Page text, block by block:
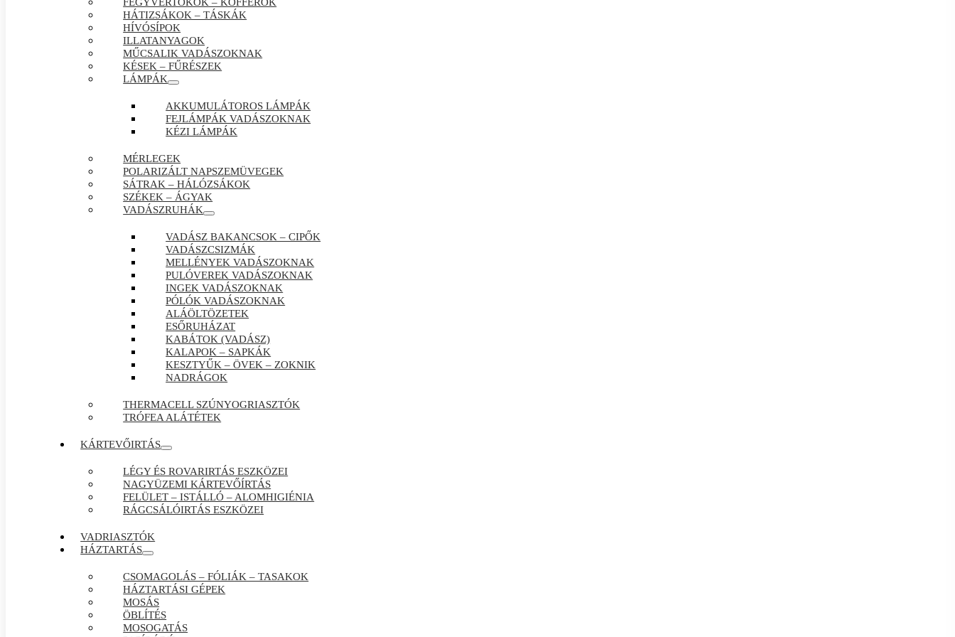
HÁTIZSÁKOK – TÁSKÁK
HÍVÓSÍPOK
ILLATANYAGOK
MŰCSALIK VADÁSZOKNAK
KÉSEK – FŰRÉSZEK
LÁMPÁK
AKKUMULÁTOROS LÁMPÁK
FEJLÁMPÁK VADÁSZOKNAK
KÉZI LÁMPÁK
MÉRLEGEK
POLARIZÁLT NAPSZEMÜVEGEK
SÁTRAK – HÁLÓZSÁKOK
SZÉKEK – ÁGYAK
VADÁSZRUHÁK
VADÁSZ BAKANCSOK – CIPŐK
VADÁSZCSIZMÁK
MELLÉNYEK VADÁSZOKNAK
PULÓVEREK VADÁSZOKNAK
INGEK VADÁSZOKNAK
PÓLÓK VADÁSZOKNAK
ALÁÖLTÖZETEK
ESŐRUHÁZAT
KABÁTOK (VADÁSZ)
KALAPOK – SAPKÁK
KESZTYŰK – ÖVEK – ZOKNIK
NADRÁGOK
THERMACELL SZÚNYOGRIASZTÓK
TRÓFEA ALÁTÉTEK
KÁRTEVŐIRTÁS
LÉGY ÉS ROVARIRTÁS ESZKÖZEI
NAGYÜZEMI KÁRTEVŐÍRTÁS
FELÜLET – ISTÁLLÓ – ALOMHIGIÉNIA
RÁGCSÁLÓIRTÁS ESZKÖZEI
VADRIASZTÓK
HÁZTARTÁS
CSOMAGOLÁS – FÓLIÁK – TASAKOK
HÁZTARTÁSI GÉPEK
MOSÁS
ÖBLÍTÉS
MOSOGATÁS